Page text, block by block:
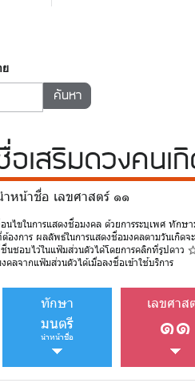
ย
อเสริมดวงคนเ
หน้าชื่อ เลขศาสตร์ ๑๑
นไขในการแสดงชื่อมงคล ด้วยการระบุเพศ ทักษ
องการ ผลลัพธ์ในการแสดงชื่อมงคลตามวันเกิด
นชอบไว้ในแฟ้มส่วนตัวได้โดยการคลิกที่รูปดาว
คลจากแฟ้มส่วนตัวได้เมื่อลงชื่อเข้าใช้บริการ
ทักษา
มนตรี
นำหน้าชื่อ
เลขศาส
๑๑